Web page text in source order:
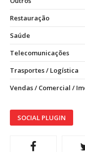
Restauração
Saúde
Telecomunicações
Trasportes / Logística
Vendas / Comercial /
SOCIAL PLUGIN